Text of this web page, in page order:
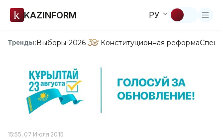
KAZINFORM РУ
Тренды:Выборы-2026 Конституционная реформа
15:55, 07 Июля 2015